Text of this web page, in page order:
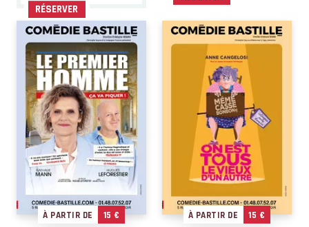
RÉSERVER
À PARTIR DE 15 € À PARTIR DE 15 €